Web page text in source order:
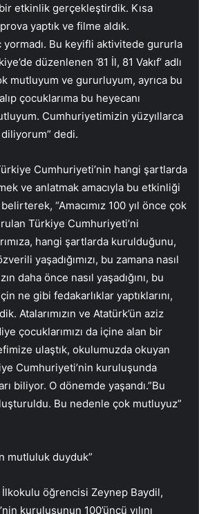
etkinlik gerçekleştirdik. Kısa
yaptık ve filme aldık.
yormadı. Bu keyifli aktivitede gururla
düzenlenen ’81 İl, 81 Vakıf’ adlı
mutluyum ve gururluyum, ayrıca bu
çocuklarıma bu heyecanı
Cumhuriyetimizin yüzyıllarca
dedi.
Cumhuriyeti’nin hangi şartlarda
ve anlatmak amacıyla bu etkinliği
“Amacımız 100 yıl önce çok
Türkiye Cumhuriyeti’ni
hangi şartlarda kurulduğunu,
yaşadığımızı, bu zamana nasıl
daha önce nasıl yaşadığını, bu
ne gibi fedakarlıklar yaptıklarını,
Atalarımızın ve Atatürk’ün aziz
çocuklarımızı da içine alan bir
ulaştık, okulumuzda okuyan
Cumhuriyeti’nin kuruluşunda
biliyor. O dönemde yaşandı.”Bu
Bu nedenle çok mutluyuz”
mutluluk duyduk”
öğrencisi Zeynep Baydil,
kuruluşunun 100’üncü yılını